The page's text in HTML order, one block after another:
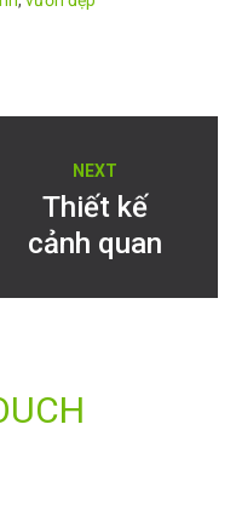
post:
NEXT
Thiết kế
cảnh quan